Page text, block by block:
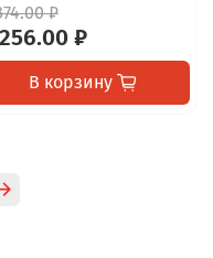
₽
₽
В корзину